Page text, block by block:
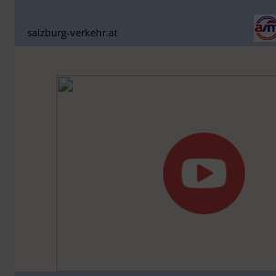
salzburg-verkehr.at